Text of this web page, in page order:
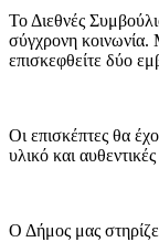
Το Διεθνές
σύγχρονη
επισκεφθείτε δύο
Οι επισκέπτες θα
υλικό και
Ο Δήμος μας